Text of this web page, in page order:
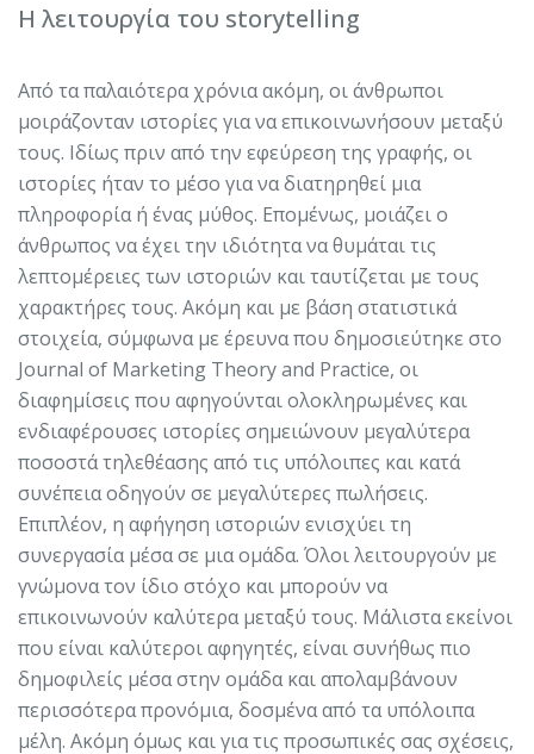
Η λειτουργία του storytelling
Από τα παλαιότερα χρόνια ακόμη, οι άνθρωποι
μοιράζονταν ιστορίες για να επικοινωνήσουν μεταξύ
τους. Ιδίως πριν από την εφεύρεση της γραφής, οι
ιστορίες ήταν το μέσο για να διατηρηθεί μια
πληροφορία ή ένας μύθος. Επομένως, μοιάζει ο
άνθρωπος να έχει την ιδιότητα να θυμάται τις
λεπτομέρειες των ιστοριών και ταυτίζεται με τους
χαρακτήρες τους. Ακόμη και με βάση στατιστικά
στοιχεία, σύμφωνα με έρευνα που δημοσιεύτηκε στο
Journal of Marketing Theory and Practice, οι
διαφημίσεις που αφηγούνται ολοκληρωμένες και
ενδιαφέρουσες ιστορίες σημειώνουν μεγαλύτερα
ποσοστά τηλεθέασης από τις υπόλοιπες και κατά
συνέπεια οδηγούν σε μεγαλύτερες πωλήσεις.
Επιπλέον, η αφήγηση ιστοριών ενισχύει τη
συνεργασία μέσα σε μια ομάδα. Όλοι λειτουργούν με
γνώμονα τον ίδιο στόχο και μπορούν να
επικοινωνούν καλύτερα μεταξύ τους. Μάλιστα εκείνοι
που είναι καλύτεροι αφηγητές, είναι συνήθως πιο
δημοφιλείς μέσα στην ομάδα και απολαμβάνουν
περισσότερα προνόμια, δοσμένα από τα υπόλοιπα
μέλη. Ακόμη όμως και για τις προσωπικές σας σχέσεις,